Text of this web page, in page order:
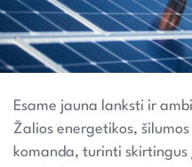
Esame jauna lanksti ir
Žalios energetikos,
komanda, turinti skirtingus